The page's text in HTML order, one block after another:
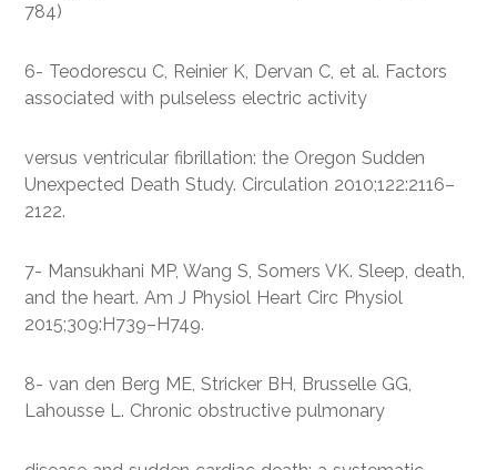
784)
6- Teodorescu C, Reinier K, Dervan C, et al. Factors
associated with pulseless electric activity
versus ventricular fibrillation: the Oregon Sudden
Unexpected Death Study. Circulation 2010;122:2116–
2122.
7- Mansukhani MP, Wang S, Somers VK. Sleep, death,
and the heart. Am J Physiol Heart Circ Physiol
2015;309:H739–H749.
8- van den Berg ME, Stricker BH, Brusselle GG,
Lahousse L. Chronic obstructive pulmonary